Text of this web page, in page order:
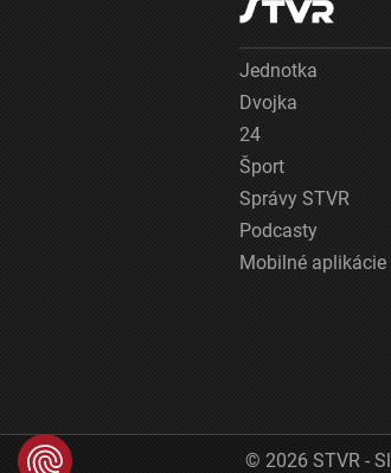
Jednotka
Dvojka
24
Šport
Správy STVR
Podcasty
Mobilné aplikácie
© 2026 STVR -